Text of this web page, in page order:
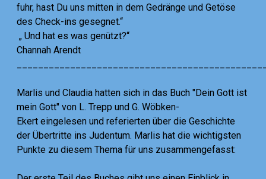
fuhr, hast Du uns mitten in dem Gedränge und Getöse
des Check-ins gesegnet.“
„ Und hat es was genützt?“
Channah Arendt
Marlis und Claudia hatten sich in das Buch "Dein Gott ist
mein Gott" von L. Trepp und G. Wöbken-
Ekert eingelesen und referierten über die Geschichte
der Übertritte ins Judentum. Marlis hat die wichtigsten
Punkte zu diesem Thema für uns zusammengefasst: